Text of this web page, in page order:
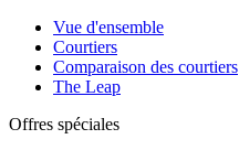
Vue d'ensemble
Courtiers
Comparaison des courtiers
The Leap
Offres spéciales